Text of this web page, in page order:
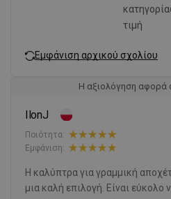
τιμή
Εμφάνιση αρχικού σχολίου
Η αξιολόγηση αφορά
IlonJ
Ποιότητα:
Εμφάνιση:
Η καλύπτρα για γραμμική
μια καλή επιλογή. Είναι εύκολο